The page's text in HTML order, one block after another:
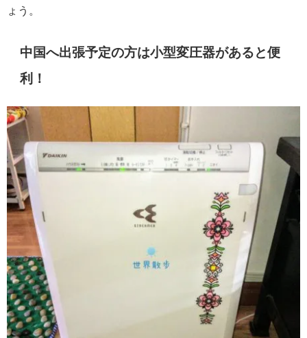
ょう。
中国へ出張予定の方は小型変圧器があると便
利！